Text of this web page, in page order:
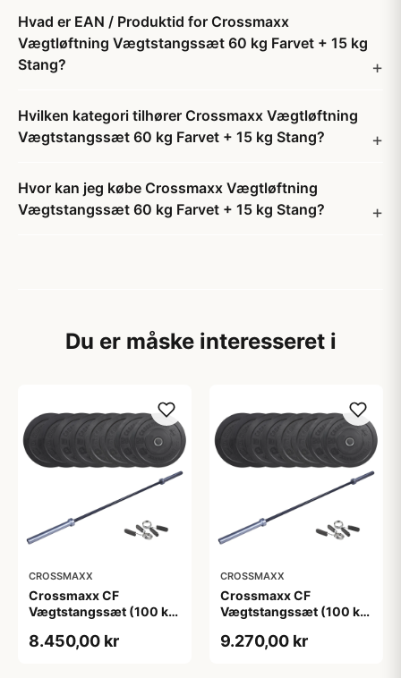
Hvad er EAN / Produktid for Crossmaxx
Vægtløftning Vægtstangssæt 60 kg Farvet + 15 kg
Stang?
Hvilken kategori tilhører Crossmaxx Vægtløftning
Vægtstangssæt 60 kg Farvet + 15 kg Stang?
Hvor kan jeg købe Crossmaxx Vægtløftning
Vægtstangssæt 60 kg Farvet + 15 kg Stang?
Du er måske interesseret i
CROSSMAXX
Crossmaxx CF
Vægtstangssæt (100 kg
vægtstang). Perfekt til
8.450,00 kr
CROSSMAXX
Crossmaxx CF
Vægtstangssæt (100 kg
vægtstang). Perfekt til
9.270,00 kr